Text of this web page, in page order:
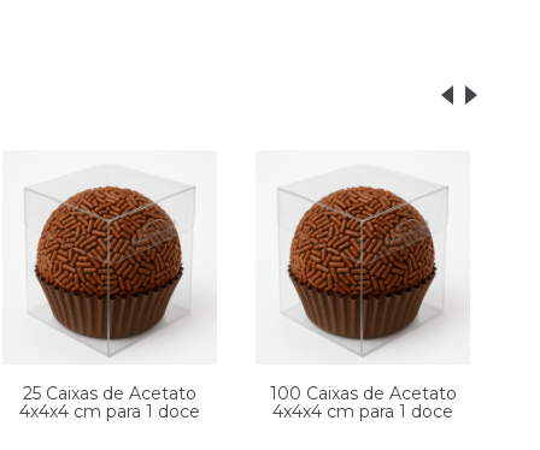
25 Caixas de Acetato
4x4x4 cm para 1 doce
100 Caixas de Acetato
4x4x4 cm para 1 doce